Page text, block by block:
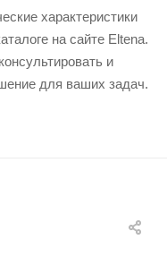
характеристики
на сайте Eltena.
и
для ваших задач.